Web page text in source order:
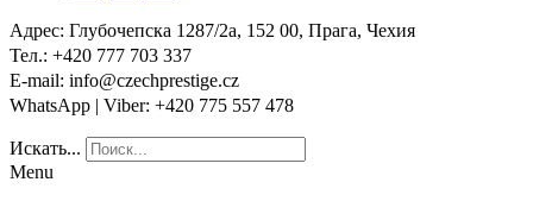
Адрес: Глубочепска 1287/2a, 152 00, Прага, Чехия
Тел.: +420 777 703 337
E-mail: info@czechprestige.cz
WhatsApp | Viber: +420 775 557 478
Искать...
Menu